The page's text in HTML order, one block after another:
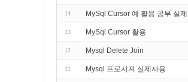
14 MySql Cursor 예 활용 공부 실
13 MySql Cursor 활용
12 Mysql Delete Join
11 Mysql 프로시져 실제사용